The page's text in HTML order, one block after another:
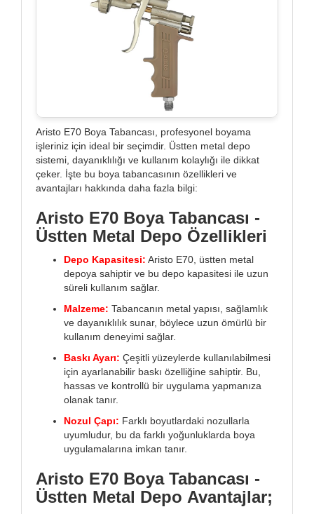
Aristo E70 Boya Tabancası, profesyonel boyama
işleriniz için ideal bir seçimdir. Üstten metal depo
sistemi, dayanıklılığı ve kullanım kolaylığı ile dikkat
çeker. İşte bu boya tabancasının özellikleri ve
avantajları hakkında daha fazla bilgi:
Aristo E70 Boya Tabancası -
Üstten Metal Depo Özellikleri
Depo Kapasitesi: Aristo E70, üstten metal
depoya sahiptir ve bu depo kapasitesi ile uzun
süreli kullanım sağlar.
Malzeme: Tabancanın metal yapısı, sağlamlık
ve dayanıklılık sunar, böylece uzun ömürlü bir
kullanım deneyimi sağlar.
Baskı Ayarı: Çeşitli yüzeylerde kullanılabilmesi
için ayarlanabilir baskı özelliğine sahiptir. Bu,
hassas ve kontrollü bir uygulama yapmanıza
olanak tanır.
Nozul Çapı: Farklı boyutlardaki nozullarla
uyumludur, bu da farklı yoğunluklarda boya
uygulamalarına imkan tanır.
Aristo E70 Boya Tabancası -
Üstten Metal Depo Avantajlar;